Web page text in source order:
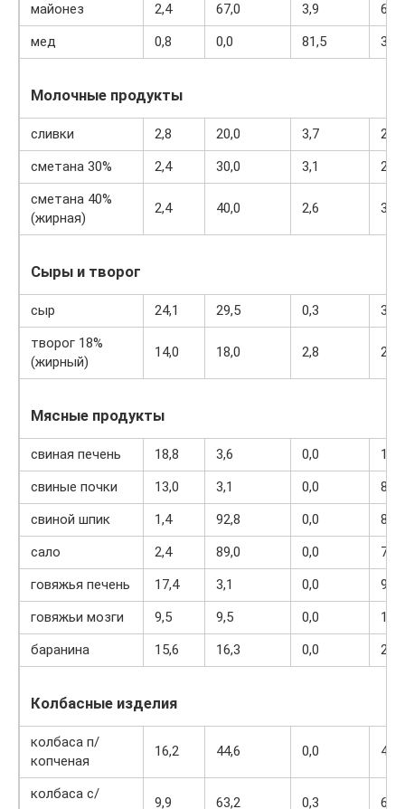
майонез
2,4 67,0 3,9
627
мед
0,8 0,0 81,5 329
Молочные продукты
сливки 2,8 20,0 3,7
205
сметана 30%
2,4 30,0 3,1
294
сметана 40%
(жирная)
2,4 40,0 2,6 381
Сыры и творог
сыр 24,1 29,5 0,3
363
творог 18%
(жирный)
14,0 18,0 2,8 232
Мясные продукты
свиная печень 18,8 3,6 0,0
108
свиные почки
13,0 3,1 0,0
80
свиной шпик
1,4 92,8 0,0
841
сало
2,4 89,0 0,0
797
говяжья печень
17,4 3,1 0,0
98
говяжьи мозги
9,5 9,5 0,0
124
баранина
15,6 16,3 0,0 209
Колбасные изделия
колбаса п/
копченая
16,2 44,6 0,0 466
колбаса с/
9,9 63,2 0,3 608